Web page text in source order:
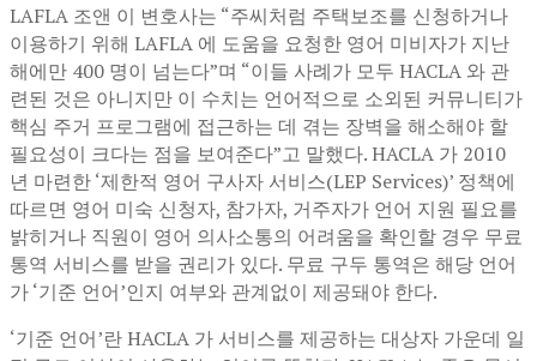
LAFLA 조앤 이 변호사는 “주씨처럼 주택보조를 신청하거나
이용하기 위해 LAFLA 에 도움을 요청한 영어 미비자가 지난
해에만 400 명이 넘는다”며 “이들 사례가 모두 HACLA 와 관
련된 것은 아니지만 이 수치는 언어적으로 소외된 커뮤니티가
핵심 주거 프로그램에 접근하는 데 겪는 장벽을 해소해야 할
필요성이 크다는 점을 보여준다”고 말했다. HACLA 가 2010
년 마련한 ‘제한적 영어 구사자 서비스(LEP Services)’ 정책에
따르면 영어 미숙 신청자, 참가자, 거주자가 언어 지원 필요를
밝히거나 직원이 영어 의사소통의 어려움을 확인할 경우 무료
통역 서비스를 받을 권리가 있다. 무료 구두 통역은 해당 언어
가 ‘기준 언어’인지 여부와 관계없이 제공돼야 한다.
‘기준 언어’란 HACLA 가 서비스를 제공하는 대상자 가운데 일